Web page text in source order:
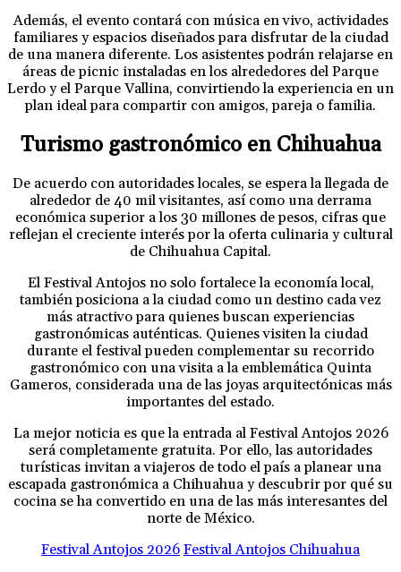
Además, el evento contará con música en vivo, actividades
familiares y espacios diseñados para disfrutar de la ciudad
de una manera diferente. Los asistentes podrán relajarse en
áreas de picnic instaladas en los alrededores del Parque
Lerdo y el Parque Vallina, convirtiendo la experiencia en un
plan ideal para compartir con amigos, pareja o familia.
Turismo gastronómico en Chihuahua
De acuerdo con autoridades locales, se espera la llegada de
alrededor de 40 mil visitantes, así como una derrama
económica superior a los 30 millones de pesos, cifras que
reflejan el creciente interés por la oferta culinaria y cultural
de Chihuahua Capital.
El Festival Antojos no solo fortalece la economía local,
también posiciona a la ciudad como un destino cada vez
más atractivo para quienes buscan experiencias
gastronómicas auténticas. Quienes visiten la ciudad
durante el festival pueden complementar su recorrido
gastronómico con una visita a la emblemática Quinta
Gameros, considerada una de las joyas arquitectónicas más
importantes del estado.
La mejor noticia es que la entrada al Festival Antojos 2026
será completamente gratuita. Por ello, las autoridades
turísticas invitan a viajeros de todo el país a planear una
escapada gastronómica a Chihuahua y descubrir por qué su
cocina se ha convertido en una de las más interesantes del
norte de México.
Festival Antojos 2026 Festival Antojos Chihuahua